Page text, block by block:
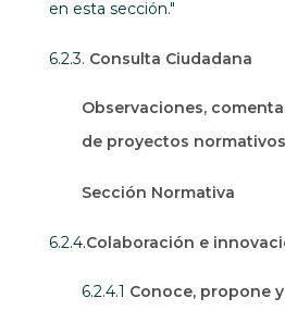
en esta sección."
6.2.3. Consulta Ciudadana
Observaciones,
de proyectos normativos
Sección Normativa
6.2.4.Colaboración e
6.2.4.1 Conoce, propone